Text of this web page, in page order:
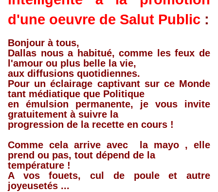
d'une oeuvre de Salut Public :
Bonjour à tous,
Dallas nous a habitué, comme les feux de
l'amour ou plus belle la vie,
aux diffusions quotidiennes.
Pour un éclairage captivant sur ce Monde
tant médiatique que Politique
en émulsion permanente, je vous invite
gratuitement à suivre la
progression de la recette en cours !
Comme cela arrive avec la mayo , elle
prend ou pas, tout dépend de la
température !
A vos fouets, cul de poule et autre
joyeusetés ...